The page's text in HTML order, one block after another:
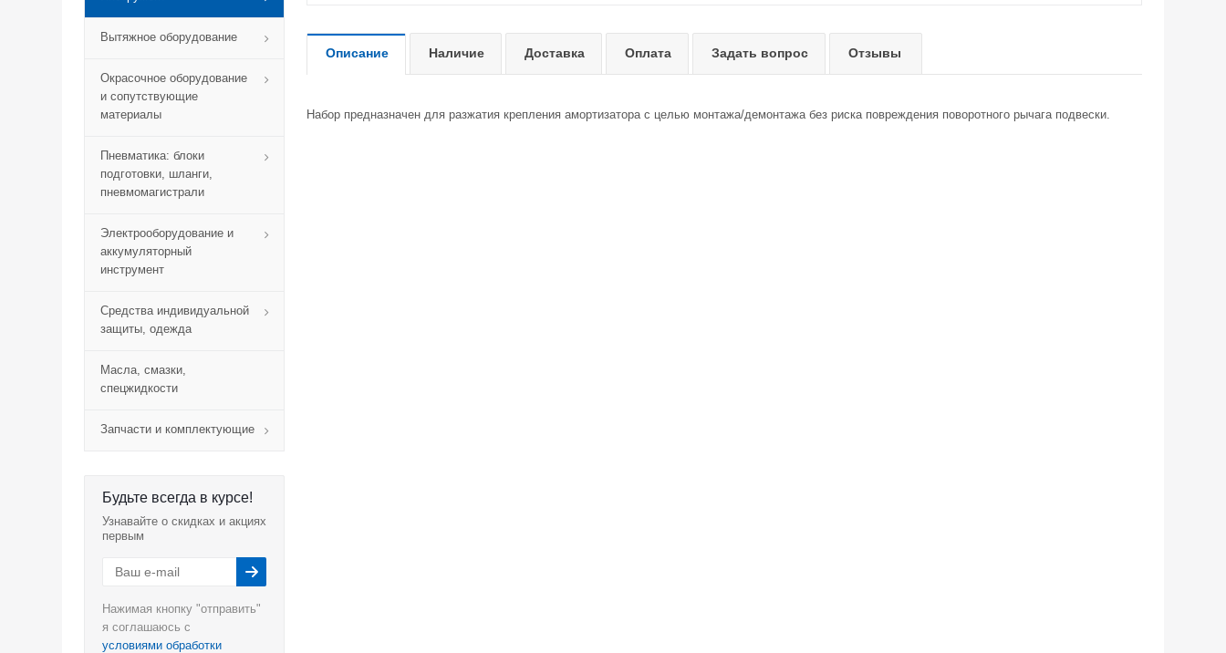
Вытяжное оборудование
Окрасочное оборудование
и сопутствующие
материалы
Пневматика: блоки
подготовки, шланги,
пневмомагистрали
Электрооборудование и
аккумуляторный
инструмент
Средства индивидуальной
защиты, одежда
Масла, смазки,
спецжидкости
Запчасти и комплектующие
Будьте всегда в курсе!
Узнавайте о скидках и акциях
первым
Нажимая кнопку "отправить"
я соглашаюсь с
условиями обработки
Описание Наличие Доставка Оплата Задать вопрос Отзывы
Набор предназначен для разжатия крепления амортизатора с целью монтажа/демонтажа без риска повреждения поворотного рычага подвески.